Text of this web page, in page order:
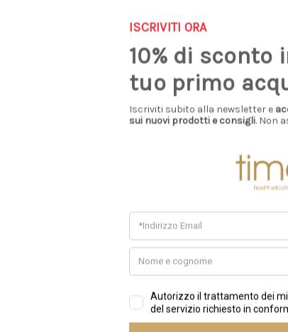
Consigliati Per Te
ISCRIVITI ORA
10% di
tuo primo
Iscriviti subito alla newsletter e
sui nuovi prodotti e consigli. Non